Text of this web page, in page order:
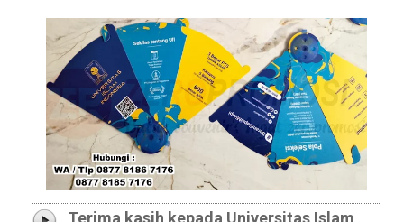
Terima kasih kepada Universitas Islam